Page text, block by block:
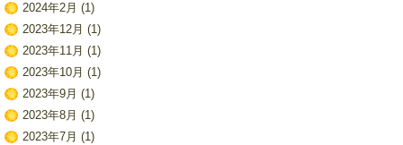
2024年2月 (1)
2023年12月 (1)
2023年11月 (1)
2023年10月 (1)
2023年9月 (1)
2023年8月 (1)
2023年7月 (1)